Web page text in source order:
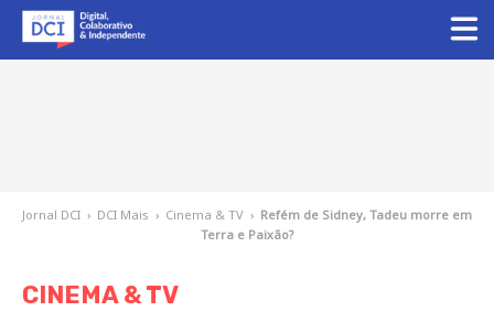
Jornal DCI › DCI Mais › Cinema & TV › Refém de Sidney, Tadeu morre em
Terra e Paixão?
CINEMA & TV